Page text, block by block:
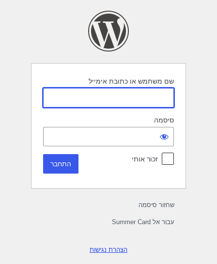
שם משתמש או כתובת אימייל
סיסמה
זכור אותי
שחזור סיסמה
עבור אל Summer Card
הצהרת נגישות